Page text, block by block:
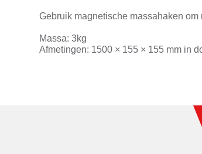
Gebruik magnetische massahaken
Massa: 3kg
Afmetingen: 1500 × 155 × 155 mm in